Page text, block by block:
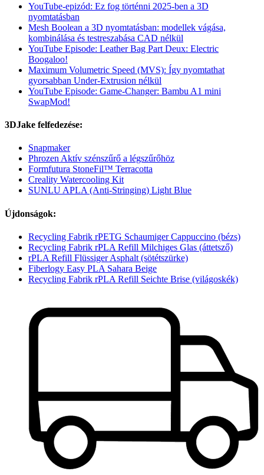
YouTube-epizód: Ez fog történni 2025-ben a 3D
nyomtatásban
Mesh Boolean a 3D nyomtatásban: modellek vágása,
kombinálása és testreszabása CAD nélkül
YouTube Episode: Leather Bag Part Deux: Electric
Boogaloo!
Maximum Volumetric Speed (MVS): Így nyomtathat
gyorsabban Under-Extrusion nélkül
YouTube Episode: Game-Changer: Bambu A1 mini
SwapMod!
3DJake felfedezése:
Snapmaker
Phrozen Aktív szénszűrő a légszűrőhöz
Formfutura StoneFil™ Terracotta
Creality Watercooling Kit
SUNLU APLA (Anti-Stringing) Light Blue
Újdonságok:
Recycling Fabrik rPETG Schaumiger Cappuccino (bézs)
Recycling Fabrik rPLA Refill Milchiges Glas (áttetsző)
rPLA Refill Flüssiger Asphalt (sötétszürke)
Fiberlogy Easy PLA Sahara Beige
Recycling Fabrik rPLA Refill Seichte Brise (világoskék)